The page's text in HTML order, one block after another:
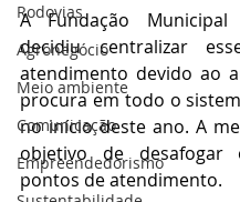
Rodovias
Agronegócio
Meio ambiente
Comunicação
Empreendedorismo
A Fundação
decidiu centralizar
atendimento devido ao
procura em todo o
no início deste ano. A
objetivo de desafogar
pontos de atendimento.